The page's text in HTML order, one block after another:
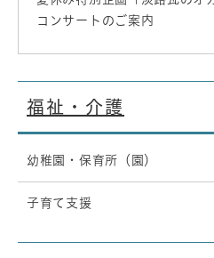
コンサートのご案内
福祉・介護
幼稚園・保育所（園）
子育て支援